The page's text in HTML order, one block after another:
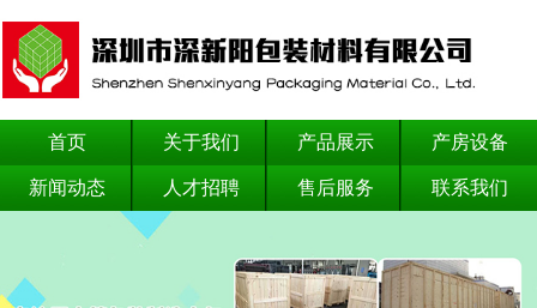
首页 关于我们 产品展示 产房设备
新闻动态 人才招聘 售后服务 联系我们